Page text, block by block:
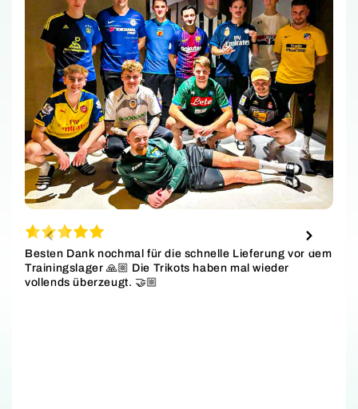
Besten Dank nochmal für die schnelle Lieferung vor dem
Trainingslager 🙏🏼 Die Trikots haben mal wieder
vollends überzeugt. 🤝🏼